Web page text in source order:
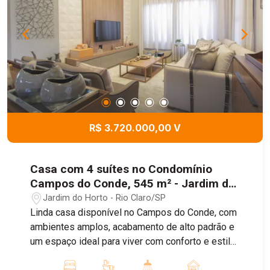
salão anexo à casa. Agende já sua Visita.
R$ 3.720.000,00 V
Casa com 4 suítes no Condomínio
Campos do Conde, 545 m² - Jardim do
Horto, Rio Claro/SP
Jardim do Horto - Rio Claro/SP
Linda casa disponível no Campos do Conde, com
ambientes amplos, acabamento de alto padrão e
um espaço ideal para viver com conforto e estilo.